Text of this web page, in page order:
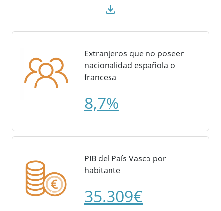
Extranjeros que no poseen
nacionalidad española o
francesa
8,7%
PIB del País Vasco por
habitante
35.309€